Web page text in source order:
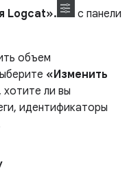
Logcat».
с панели
объем
«Изменить
ли вы
идентификаторы